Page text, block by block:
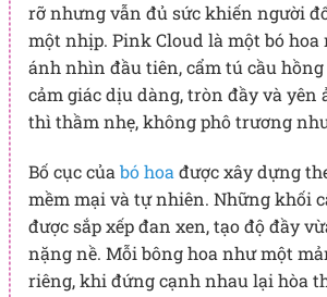
rỡ nhưng vẫn đủ sức khiến người
một nhịp. Pink Cloud là một bó hoa
ánh nhìn đầu tiên, cẩm tú cầu
cảm giác dịu dàng, tròn đầy và yên
thì thầm nhẹ, không phô trương
Bố cục của bó hoa được xây dựng
mềm mại và tự nhiên. Những khối
được sắp xếp đan xen, tạo độ đầy
nặng nề. Mỗi bông hoa như một
riêng, khi đứng cạnh nhau lại hòa